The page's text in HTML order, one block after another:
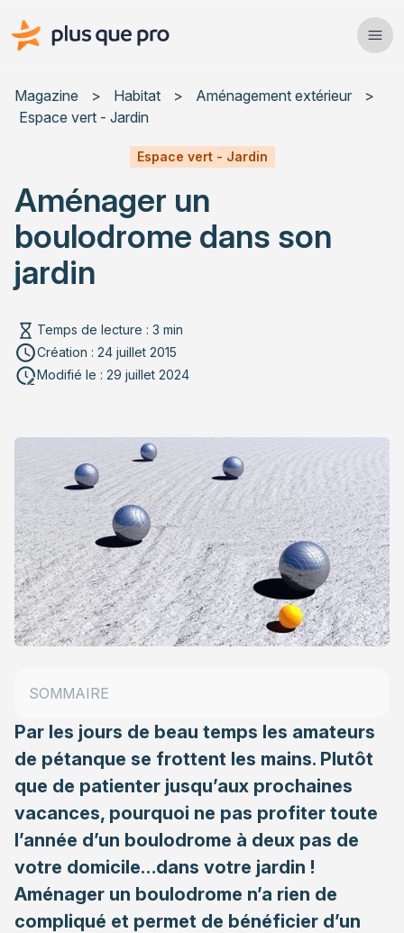
Plus que pro Mag'
Habitat
Actualités
Rechercher un article
Magazine > Habitat > Aménagement extérieur
>
Espace vert - Jardin
Espace vert - Jardin
Aménager un
boulodrome dans son
jardin
Temps de lecture : 3 min
Création : 24 juillet 2015
Modifié le : 29 juillet 2024
Par les jours de beau temps les amateurs
de pétanque se frottent les mains. Plutôt
que de patienter jusqu’aux prochaines
vacances, pourquoi ne pas profiter toute
l’année d’un boulodrome à deux pas de
votre domicile…dans votre jardin !
Aménager un boulodrome n’a rien de
compliqué et permet de bénéficier d’un
SOMMAIRE
Du boulodrome couvert à celui de plein air
Faire appel à un professionnel